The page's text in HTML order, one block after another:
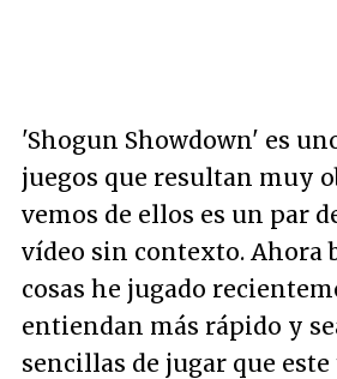
'Shogun Showdown' es
juegos que resultan muy
vemos de ellos es un par
vídeo sin contexto. Ahora
cosas he jugado
entiendan más rápido y
sencillas de jugar que